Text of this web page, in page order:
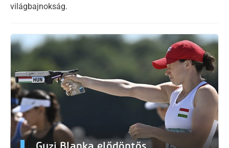
világbajnokság.